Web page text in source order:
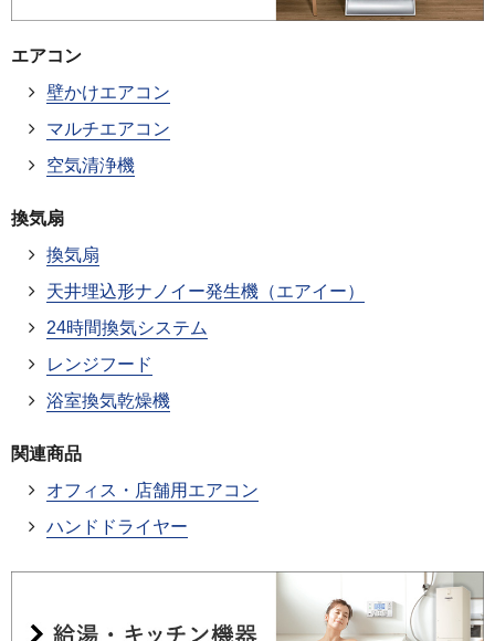
エアコン
壁かけエアコン
マルチエアコン
空気清浄機
換気扇
換気扇
天井埋込形ナノイー発生機（エアイー）
24時間換気システム
レンジフード
浴室換気乾燥機
関連商品
オフィス・店舗用エアコン
ハンドドライヤー